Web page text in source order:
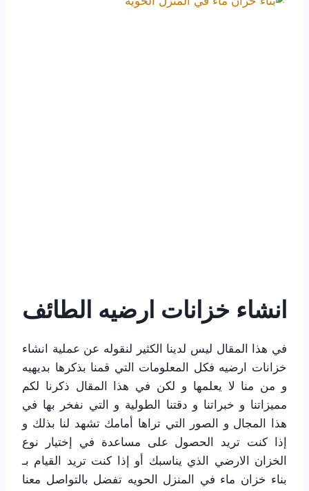
انشاء خزانات ارضيه الطائف
في هذا المقال ليس لدينا الكثير لنقوله عن عملية انشاء
خزانات ارضيه فكل المعلومات التي قمنا بذكرها بديهيه
و من منا لا يعلمها و لكن في هذا المقال ذكرنا لكم
مميزاتنا و خبراتنا و دقتنا الطولية و التي نفخر بها في
هذا المجال و الصور التي تراها أمامك تشهد لنا بذلك و
إذا كنت تريد الحصول على مساعدة في إختيار نوع
الخزان الارضي الذي يناسبك أو إذا كنت تريد القيام بـ
بناء خزان ماء في المنزل الحويه تفضل بالتواصل معنا